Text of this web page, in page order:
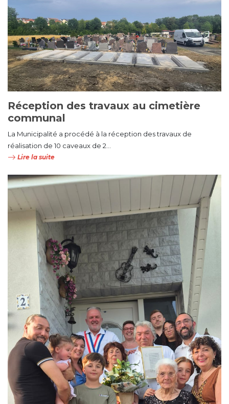
Réception des travaux au cimetière
communal
La Municipalité a procédé à la réception des travaux de
réalisation de 10 caveaux de 2...
Lire la suite